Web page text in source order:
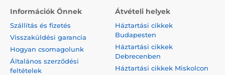
Információk Önnek
Szállítás és fizetés
Visszaküldési garancia
Hogyan csomagolunk
Általános szerződési
feltételek
Átvételi helyek
Háztartási cikkek
Budapesten
Háztartási cikkek
Debrecenben
Háztartási cikkek Miskolcon